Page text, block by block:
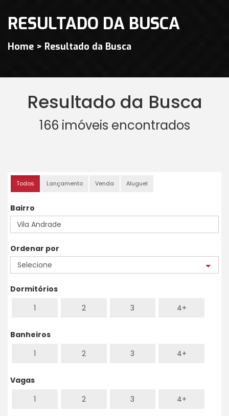
RESULTADO DA BUSCA
Home > Resultado da Busca
Resultado da Busca
166 imóveis encontrados
Todos Lançamento Venda Aluguel
Bairro
Ordenar por
Dormitórios
1
2 3 4+
Banheiros
1
2 3 4+
Vagas
1
2 3 4+